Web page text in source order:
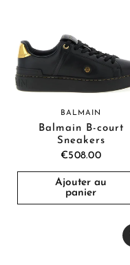
BALMAIN
Balmain B-court
Sneakers
€508.00
Ajouter au
panier